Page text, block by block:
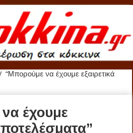
“Μπορούμε να έχουμε εξαιρετικά
έχουμε